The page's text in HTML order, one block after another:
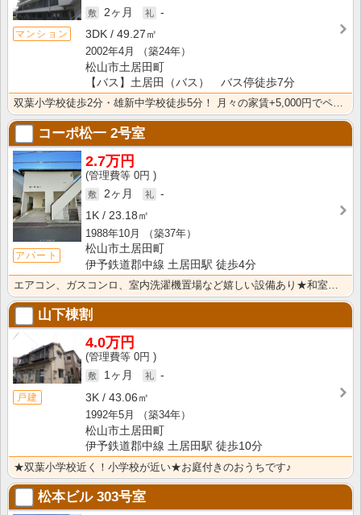
マンション
2ヶ月
-
3DK
49.27㎡
2002年4月
（築24年）
松山市土居田町
【バス】土居田（バス） バス停徒歩7分
双葉小学校徒歩2分・雄新中学校徒歩5分！ 月々の家賃+5,000円でペット（犬・猫）可
コーポ松一 2号室
アパート
2.7万円
0円
2ヶ月
-
1K
23.18㎡
1988年10月
（築37年）
松山市土居田町
伊予鉄道郡中線 土居田駅 徒歩4分
エアコン、ガスコンロ、室内洗濯機置場など嬉しい設備あり★和室→洋室リフォーム相談可☆
山下棟割
戸建
4.0万円
0円
1ヶ月
-
3K
43.06㎡
1992年5月
（築34年）
松山市土居田町
伊予鉄道郡中線 土居田駅 徒歩10分
★双葉小学校近く！小学校が近い★お庭付きのおうちです♪
松本ビル303号室